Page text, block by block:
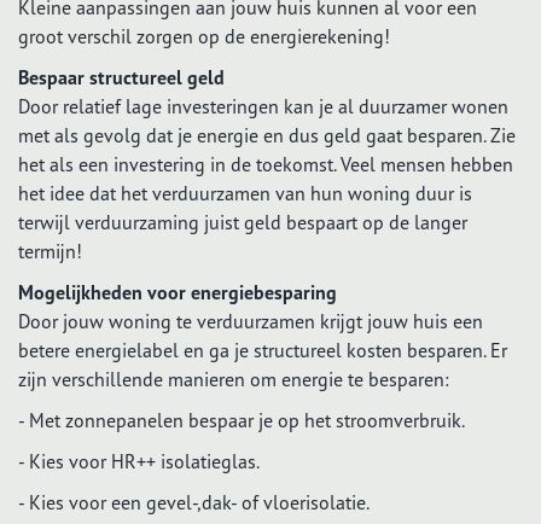
Kleine aanpassingen aan jouw huis kunnen al voor een
groot verschil zorgen op de energierekening!
Bespaar structureel geld
Door relatief lage investeringen kan je al duurzamer wonen
met als gevolg dat je energie en dus geld gaat besparen. Zie
het als een investering in de toekomst. Veel mensen hebben
het idee dat het verduurzamen van hun woning duur is
terwijl verduurzaming juist geld bespaart op de langer
termijn!
Mogelijkheden voor energiebesparing
Door jouw woning te verduurzamen krijgt jouw huis een
betere energielabel en ga je structureel kosten besparen. Er
zijn verschillende manieren om energie te besparen:
- Met zonnepanelen bespaar je op het stroomverbruik.
- Kies voor HR++ isolatieglas.
- Kies voor een gevel-,dak- of vloerisolatie.